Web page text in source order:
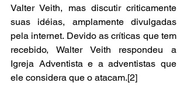
Valter Veith, mas discutir criticamente
suas idéias, amplamente divulgadas
pela internet. Devido as críticas que tem
recebido, Walter Veith respondeu a
Igreja Adventista e a adventistas que
ele considera que o atacam.[2]